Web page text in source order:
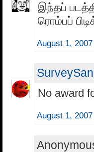
இந்தப்
ரொம்பப்
August 1,
SurveySan
No award
August 1,